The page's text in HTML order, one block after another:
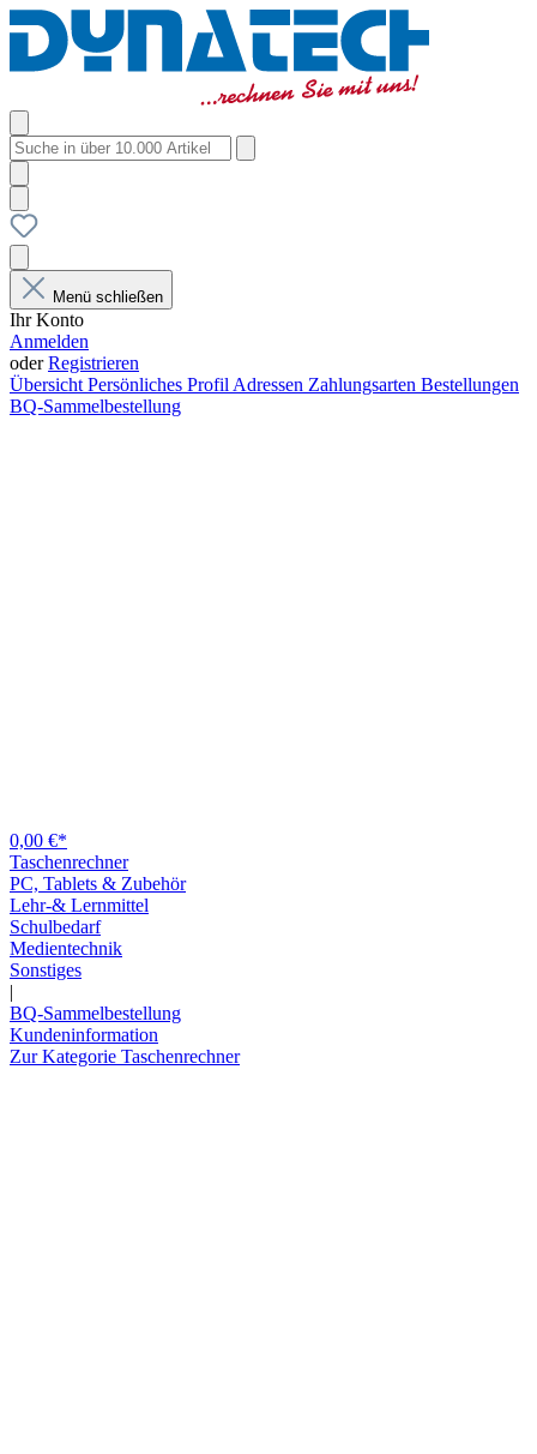
Menü schließen
Ihr Konto
Anmelden
oderRegistrieren
Übersicht Persönliches Profil Adressen Zahlungsarten Bestellungen
BQ-Sammelbestellung
0,00 €*
Taschenrechner
PC, Tablets & Zubehör
Lehr-& Lernmittel
Schulbedarf
Medientechnik
Sonstiges
|
BQ-Sammelbestellung
Kundeninformation
Zur Kategorie Taschenrechner